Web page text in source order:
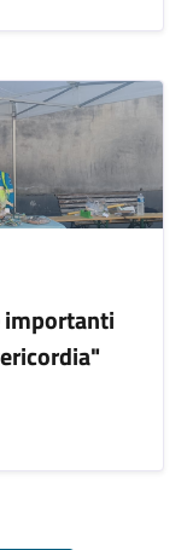
importanti